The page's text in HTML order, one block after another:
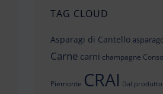
TAG CLOUD
Asparagi di Cantello
Carne carni champagne
Piemonte CRAI Dal